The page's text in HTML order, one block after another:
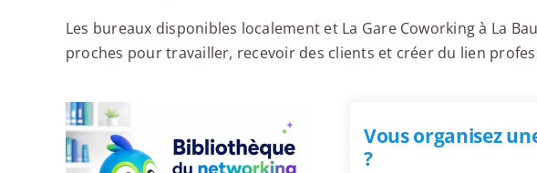
Les bureaux disponibles localement et La Gare Coworking à La
proches pour travailler, recevoir des clients et créer du lien
Vous organisez
?